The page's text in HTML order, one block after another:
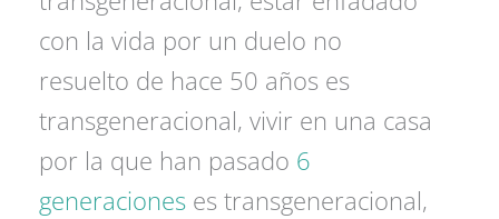
con la vida por un duelo no
resuelto de hace 50 años es
transgeneracional, vivir en una casa
por la que han pasado 6
generaciones es transgeneracional,